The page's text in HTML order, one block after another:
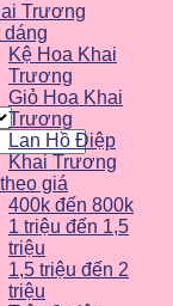
Trương
dáng
Kệ Hoa Khai
Trương
Giỏ Hoa Khai
Trương
Lan Hồ Điệp
Khai Trương
giá
400k đến 800k
1 triệu đến 1,5
triệu
1,5 triệu đến 2
triệu